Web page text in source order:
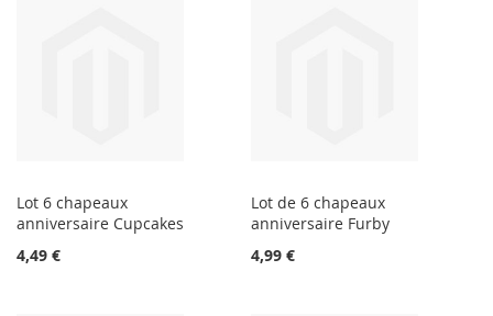
Lot 6 chapeaux
anniversaire Cupcakes
4,49 €
Lot de 6 chapeaux
anniversaire Furby
4,99 €